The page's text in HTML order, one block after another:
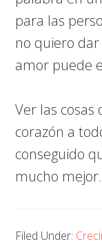
para las
no quiero
amor puede
Ver las
corazón a
conseguido
mucho mejor.
Filed Under: